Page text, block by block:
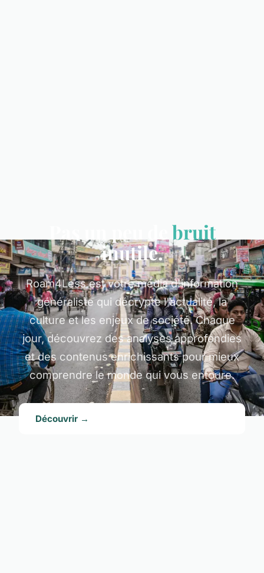
bruit
inutile.
Roam4Less est votre média d'information
généraliste qui décrypte l'actualité, la
culture et les enjeux de société. Chaque
jour, découvrez des analyses approfondies
et des contenus enrichissants pour mieux
comprendre le monde qui vous entoure.
Découvrir →